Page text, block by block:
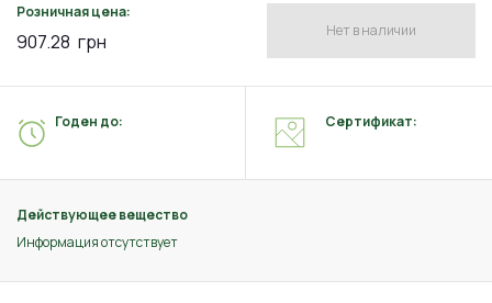
Розничная цена:
907.28 грн Нет в наличии
Действующее вещество
Информация отсутствует
Годен до: Сертификат: